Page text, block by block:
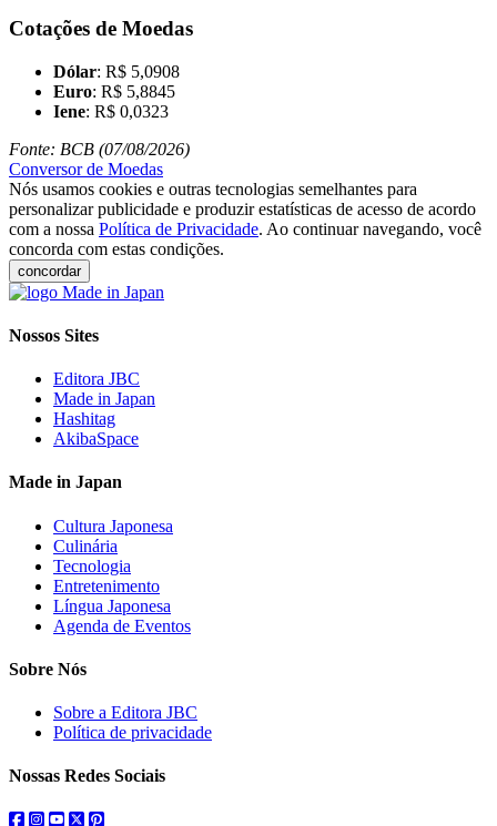
Cotações de Moedas
Dólar: R$ 5,0908
Euro: R$ 5,8845
Iene: R$ 0,0323
Fonte: BCB (07/08/2026)
Conversor de Moedas
Nós usamos cookies e outras tecnologias semelhantes para
personalizar publicidade e produzir estatísticas de acesso de acordo
com a nossa Política de Privacidade. Ao continuar navegando, você
concorda com estas condições.
concordar
Nossos Sites
Editora JBC
Made in Japan
Hashitag
AkibaSpace
Made in Japan
Cultura Japonesa
Culinária
Tecnologia
Entretenimento
Língua Japonesa
Agenda de Eventos
Sobre Nós
Sobre a Editora JBC
Política de privacidade
Nossas Redes Sociais
facebook
instagram
youtube
twitterpinterest